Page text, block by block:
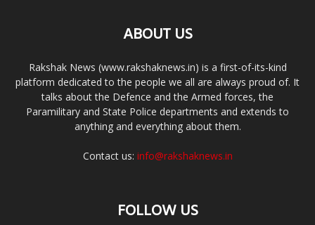
ABOUT US
Rakshak News (www.rakshaknews.in) is a first-of-its-kind
platform dedicated to the people we all are always proud of. It
talks about the Defence and the Armed forces, the
Paramilitary and State Police departments and extends to
anything and everything about them.
Contact us: info@rakshaknews.in
FOLLOW US